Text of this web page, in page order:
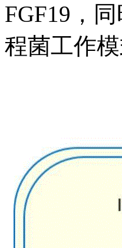
FGF19，
程菌工作模